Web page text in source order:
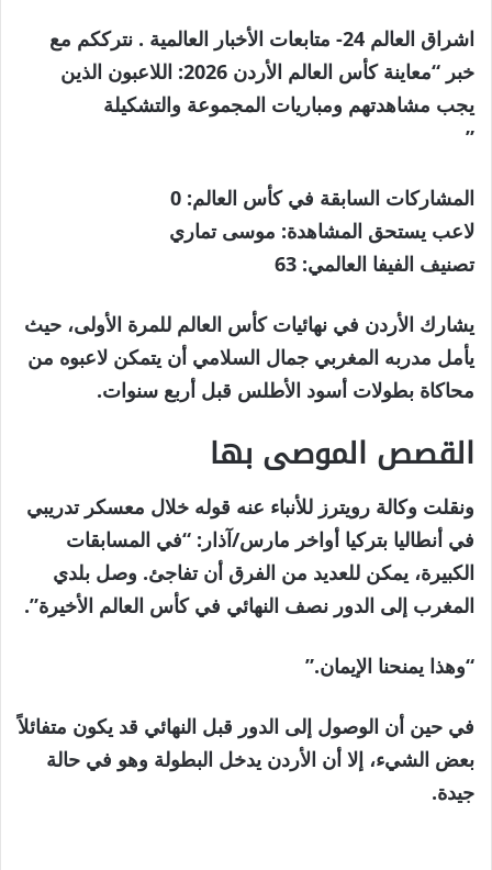
اشراق العالم 24- متابعات الأخبار العالمية . نترككم مع
خبر “معاينة كأس العالم الأردن 2026: اللاعبون الذين
يجب مشاهدتهم ومباريات المجموعة والتشكيلة
”
المشاركات السابقة في كأس العالم:
لاعب يستحق المشاهدة: موسى تماري
تصنيف الفيفا العالمي:
يشارك الأردن في نهائيات كأس العالم للمرة الأولى، حيث
يأمل مدربه المغربي جمال السلامي أن يتمكن لاعبوه من
محاكاة بطولات أسود الأطلس قبل أربع سنوات.
القصص الموصى بها
قائمة
من
4
عناصر
نهاية
القائمة
ونقلت وكالة رويترز للأنباء عنه قوله خلال معسكر تدريبي
في أنطاليا بتركيا أواخر مارس/آذار: “في المسابقات
الكبيرة، يمكن للعديد من الفرق أن تفاجئ. وصل بلدي
المغرب إلى الدور نصف النهائي في كأس العالم الأخيرة”.
“وهذا يمنحنا الإيمان.”
في حين أن الوصول إلى الدور قبل النهائي قد يكون متفائلاً
بعض الشيء، إلا أن الأردن يدخل البطولة وهو في حالة
جيدة.